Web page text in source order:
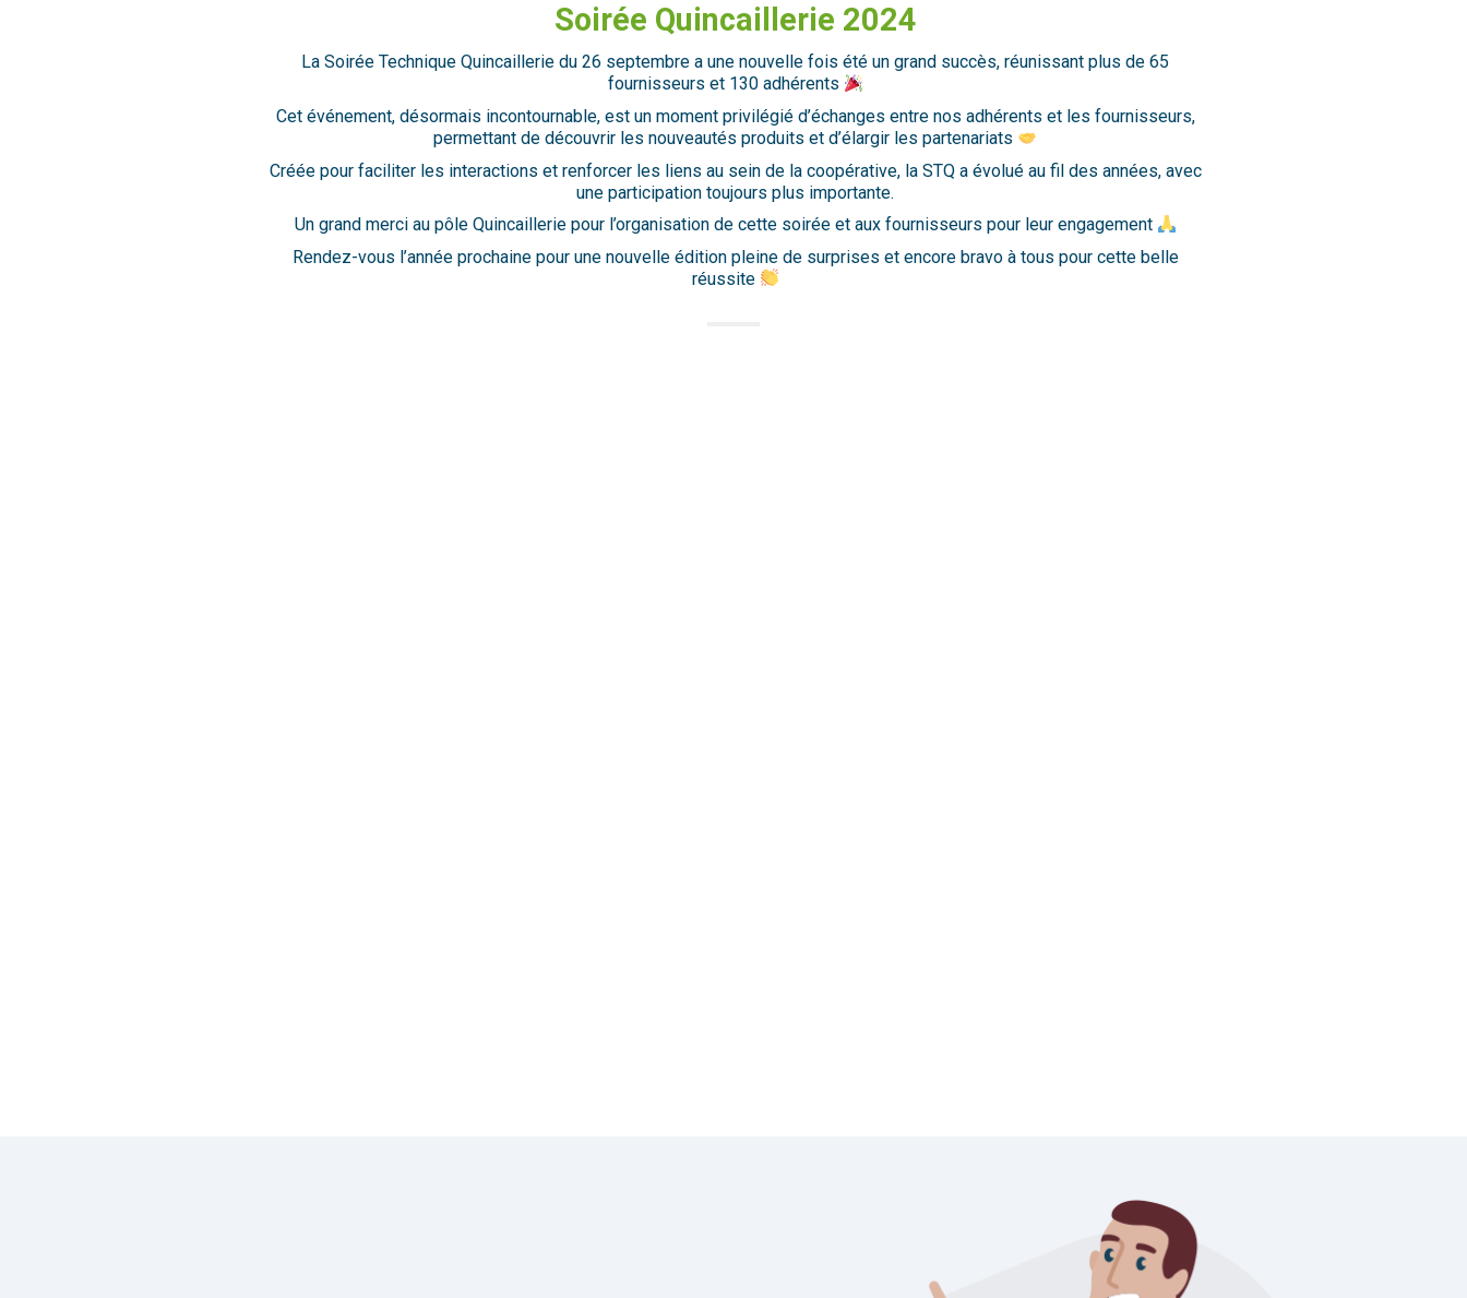
Soirée Quincaillerie 2024
La Soirée Technique Quincaillerie du 26 septembre a une nouvelle fois été un grand succès, réunissant plus de 65
fournisseurs et 130 adhérents
Cet événement, désormais incontournable, est un moment privilégié d’échanges entre nos adhérents et les fournisseurs,
permettant de découvrir les nouveautés produits et d’élargir les partenariats
Créée pour faciliter les interactions et renforcer les liens au sein de la coopérative, la STQ a évolué au fil des années, avec
une participation toujours plus importante.
Un grand merci au pôle Quincaillerie pour l’organisation de cette soirée et aux fournisseurs pour leur engagement
Rendez-vous l’année prochaine pour une nouvelle édition pleine de surprises et encore bravo à tous pour cette belle
réussite